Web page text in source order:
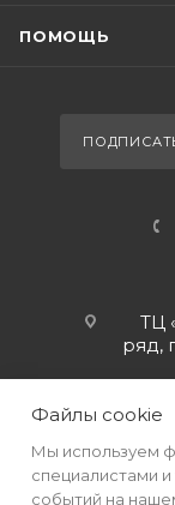
ПОМОЩЬ
ТЦ
ряд,
Файлы cookie
Мы используем
специалистами
событий на